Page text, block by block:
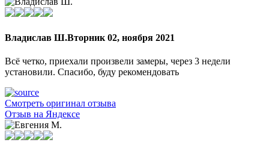
Владислав Ш.Вторник 02, ноября 2021
Всё четко, приехали произвели замеры, через 3 недели
установили. Спасибо, буду рекомендовать
Смотреть оригинал отзыва
Отзыв на Яндексе